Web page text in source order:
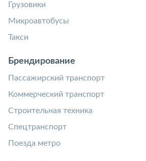
Грузовики
Микроавтобусы
Такси
Брендирование
Пассажирский транспорт
Коммерческий транспорт
Строительная техника
Спецтранспорт
Поезда метро